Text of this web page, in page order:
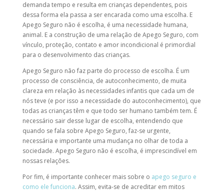
demanda tempo e resulta em crianças dependentes, pois
dessa forma ela passa a ser encarada como uma escolha. E
Apego Seguro não é escolha, é uma necessidade humana,
animal. E a construção de uma relação de Apego Seguro, com
vínculo, proteção, contato e amor incondicional é primordial
para o desenvolvimento das crianças.
Apego Seguro não faz parte do processo de escolha. É um
processo de consciência, de autoconhecimento, de muita
clareza em relação às necessidades infantis que cada um de
nós teve (e por isso a necessidade do autoconhecimento), que
todas as crianças têm e que todo ser humano também tem. É
necessário sair desse lugar de escolha, entendendo que
quando se fala sobre Apego Seguro, faz-se urgente,
necessária e importante uma mudança no olhar de toda a
sociedade. Apego Seguro não é escolha, é imprescindível em
nossas relações.
Por fim, é importante conhecer mais sobre o apego seguro e
como ele funciona. Assim, evita-se de acreditar em mitos